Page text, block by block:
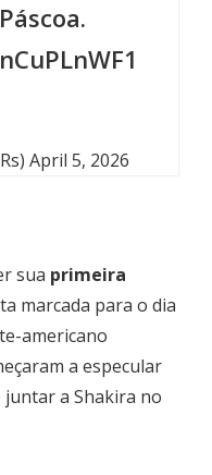
April 5, 2026
sua primeira
marcada para o dia
americano
a especular
a Shakira no